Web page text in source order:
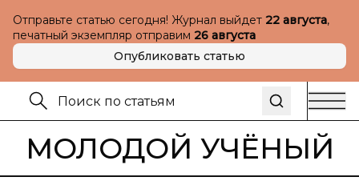
Отправьте статью сегодня! Журнал выйдет 22 августа,
печатный экземпляр отправим 26 августа
Опубликовать статью
МОЛОДОЙ УЧЁНЫЙ